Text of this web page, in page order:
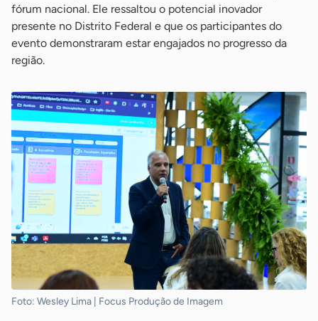
fórum nacional. Ele ressaltou o potencial inovador
presente no Distrito Federal e que os participantes do
evento demonstraram estar engajados no progresso da
região.
Foto: Wesley Lima | Focus Produção de Imagem